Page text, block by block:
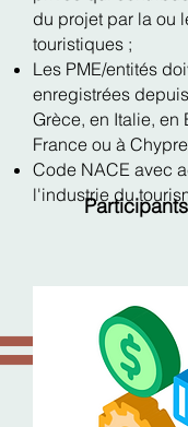
du projet par la ou
touristiques ;
Les PME/entités
enregistrées
Grèce, en Italie, en
France ou à
Code NACE avec
l'industrie du